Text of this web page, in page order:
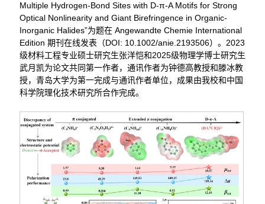
Multiple Hydrogen-Bond Sites with D-π-A Motifs for Strong
Optical Nonlinearity and Giant Birefringence in Organic-
Inorganic Halides”为题在 Angewandte Chemie International
Edition 期刊在线发表（DOI: 10.1002/anie.2193506）。2023
级材料工程专业硕士研究生张洋恺和2025级物理学博士研究生
武月凯为论文共同第一作者，通讯作者为钟德高教授和滕冰教
授，青岛大学为第一完成与通讯作者单位，成果由我校和中国
科学院理化技术研究所合作完成。